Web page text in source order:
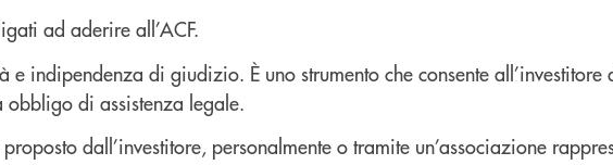
ad aderire all’ACF.
e indipendenza di giudizio. È uno strumento che consente
di assistenza legale.
dall’investitore, personalmente o tramite un’associazione